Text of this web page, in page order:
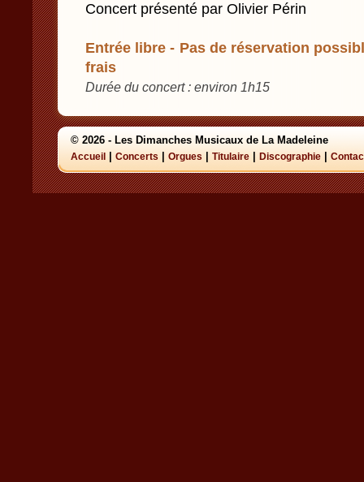
Concert présenté par Olivier Périn
Entrée libre - Pas de réservation
frais
Durée du concert : environ 1h15
© 2026 - Les Dimanches Musicaux de La Madeleine
Accueil Concerts Orgues Titulaire Discographie